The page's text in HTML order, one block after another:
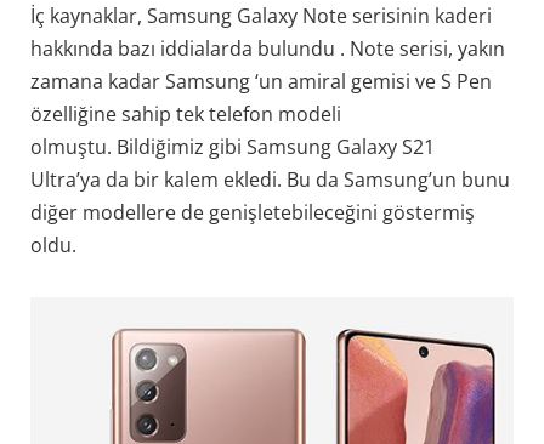
İç kaynaklar, Samsung Galaxy Note serisinin kaderi
hakkında bazı iddialarda bulundu . Note serisi, yakın
zamana kadar Samsung ‘un amiral gemisi ve S Pen
özelliğine sahip tek telefon modeli
olmuştu. Bildiğimiz gibi Samsung Galaxy S21
Ultra’ya da bir kalem ekledi. Bu da Samsung’un bunu
diğer modellere de genişletebileceğini göstermiş
oldu.